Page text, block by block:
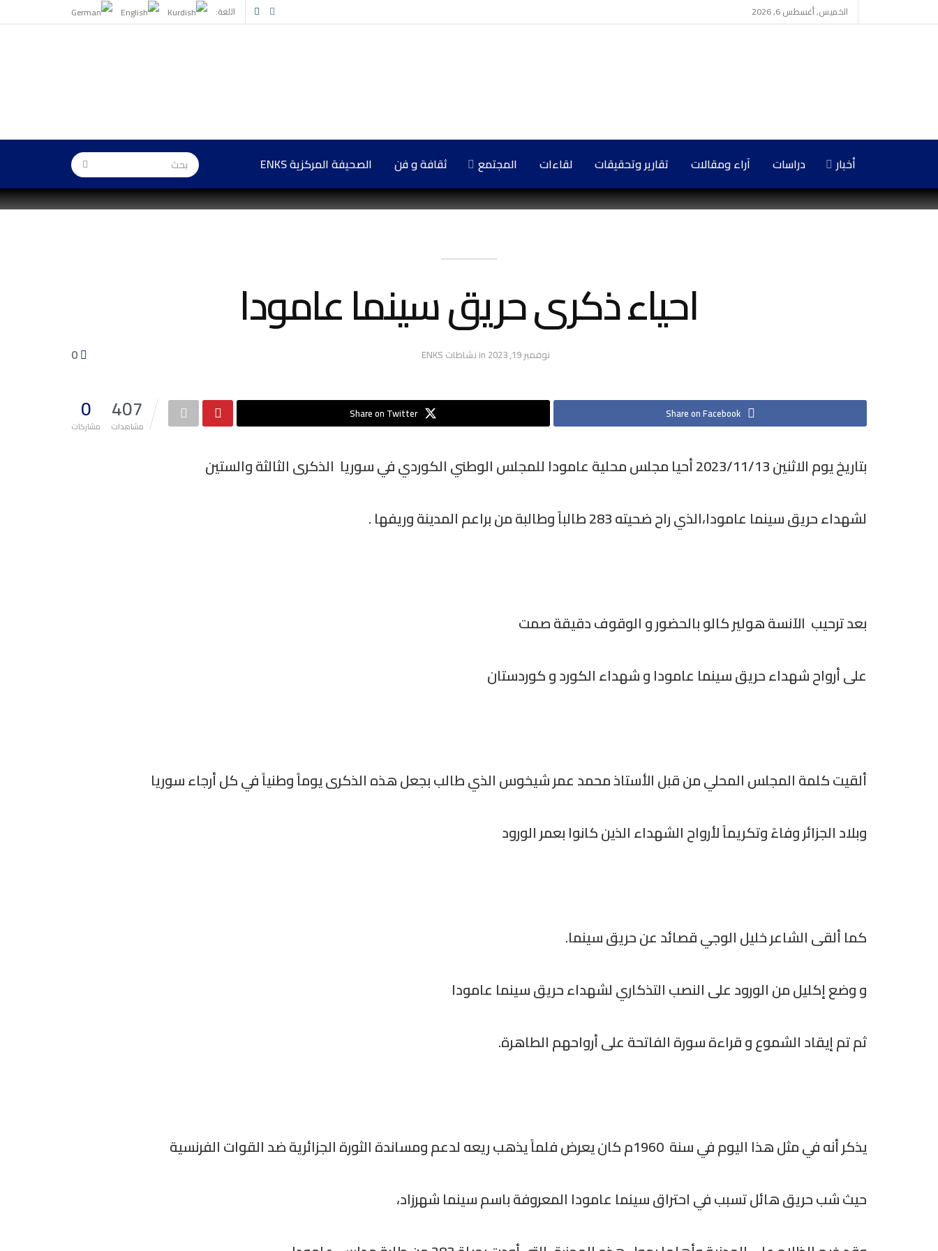
الخميس, أغسطس 6, 2026 اللغة:
أخبار دراسات آراء ومقالات تقارير وتحقيقات لقاءات المجتمع ثقافة و فن الصحيفة المركزية ENKS
احياء ذكرى حريق سينما عامودا
نوفمبر 19, 2023 in نشاطات ENKS
0
مشاركات
407
مشاهدات
Share on Facebook
Share on Twitter
بتاريخ يوم الاثنين 2023/11/13 أحيا مجلس محلية عامودا للمجلس الوطني الكوردي في سوريا الذكرى الثالثة والستين
لشهداء حريق سينما عامودا،الذي راح ضحيته 283 طالباً وطالبة من براعم المدينة وريفها .
بعد ترحيب الآنسة هولير كالو بالحضور و الوقوف دقيقة صمت
على أرواح شهداء حريق سينما عامودا و شهداء الكورد و كوردستان
ألقيت كلمة المجلس المحلي من قبل الأستاذ محمد عمر شيخوس الذي طالب بجعل هذه الذكرى يوماً وطنياً في كل أرجاء سوريا
وبلاد الجزائر وفاءً وتكريماً لأرواح الشهداء الذين كانوا بعمر الورود
كما ألقى الشاعر خليل الوجي قصائد عن حريق سينما.
و وضع إكليل من الورود على النصب التذكاري لشهداء حريق سينما عامودا
ثم تم إيقاد الشموع و قراءة سورة الفاتحة على أرواحهم الطاهرة.
يذكر أنه في مثل هذا اليوم في سنة 1960م كان يعرض فلماً يذهب ريعه لدعم ومساندة الثورة الجزائرية ضد القوات الفرنسية
حيث شب حريق هائل تسبب في احتراق سينما عامودا المعروفة باسم سينما شهرزاد،